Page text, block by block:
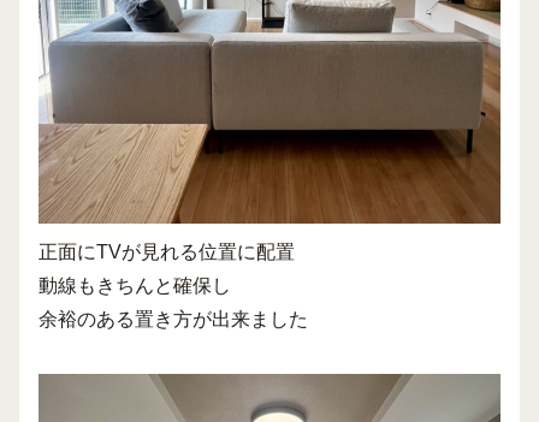
正面にTVが見れる位置に配置
動線もきちんと確保し
余裕のある置き方が出来ました